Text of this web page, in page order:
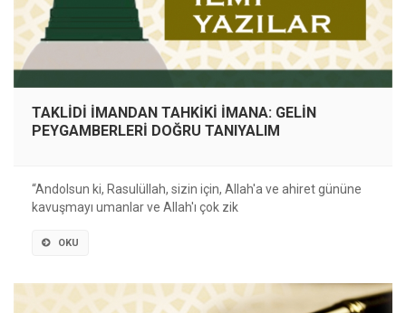
TAKLİDİ İMANDAN TAHKİKİ İMANA: GELİN
PEYGAMBERLERİ DOĞRU TANIYALIM
“Andolsun ki, Rasulüllah, sizin için, Allah'a ve ahiret gününe
kavuşmayı umanlar ve Allah'ı çok zik
OKU